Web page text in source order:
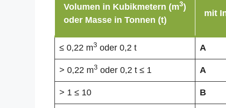
Volumen in Kubikmetern (m3)
oder Masse in Tonnen (t)
mit
≤ 0,22 m3 oder 0,2 t A
> 0,22 m3 oder 0,2 t ≤ 1 A
> 1 ≤ 10 B